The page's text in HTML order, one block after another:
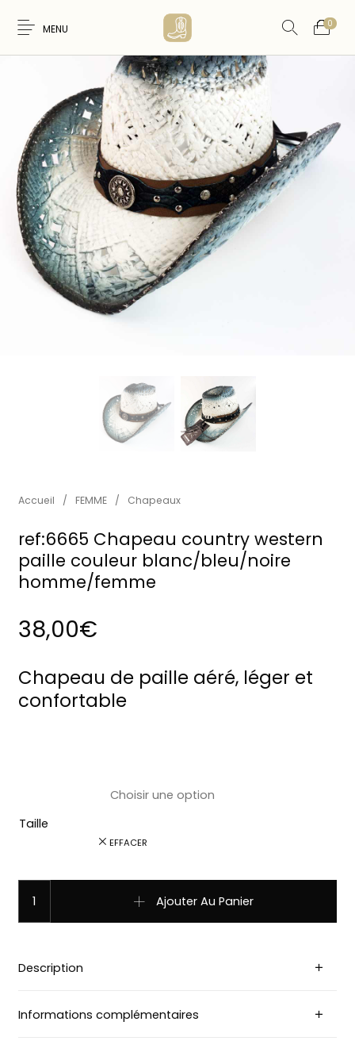
MENU 0
Nouveaux
Produits
FEMME HOMME
WESTERN &
COUNTRY
ARTISANAT
AMERINDIEN
ACCESSOIRES CEINTURES
Accueil / FEMME / Chapeaux
ref:6665 Chapeau country western
paille couleur blanc/bleu/noire
homme/femme
38,00€
Chapeau de paille aéré, léger et
confortable
Taille
EFFACER
Ajouter Au Panier
Description
Informations complémentaires